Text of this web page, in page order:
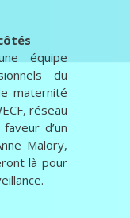
équipe
du
maternité
réseau
d’un
Malory,
là pour